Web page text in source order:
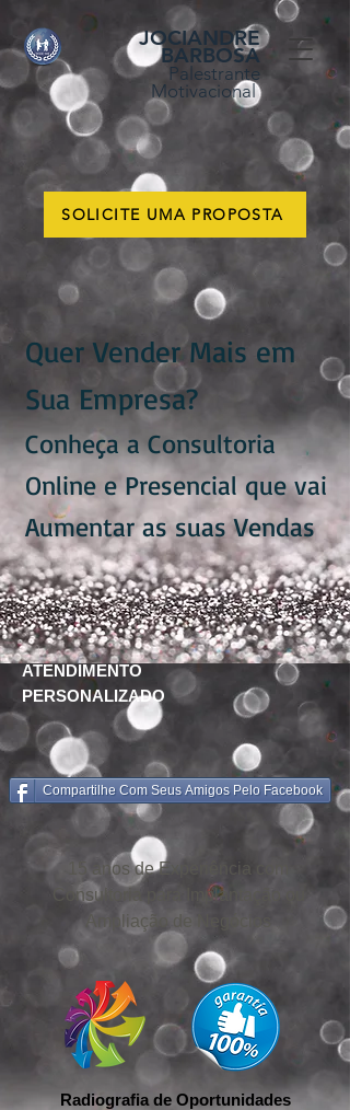
JOCIANDRE
BARBOSA
Palestrante
Motivacional
SOLICITE UMA PROPOSTA
Quer Vender Mais em
Sua Empresa?
Conheça a Consultoria
Online e Presencial que vai
Aumentar as suas Vendas
ATENDIMENTO
PERSONALIZADO
Compartilhe Com Seus Amigos Pelo Facebook
15 anos de Experiência com
Consultoria para Implantação ou
Ampliação de Negócios
Radiografia de Oportunidades